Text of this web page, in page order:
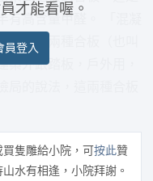
有高含量甲醛。 「混凝
板」這兩種合板（也叫
築外跟踏板，戶外用，
才能看喔。
員登入
隻雕給小院，可按此贊
水有相逢，小院拜謝。